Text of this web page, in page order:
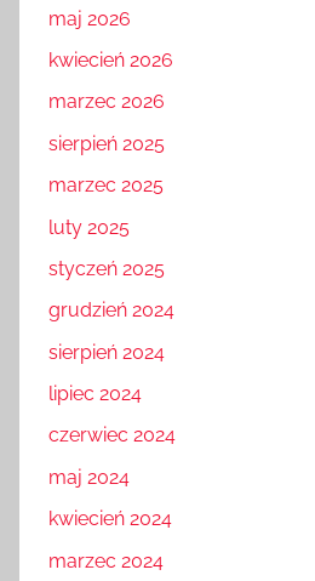
maj 2026
kwiecień 2026
marzec 2026
sierpień 2025
marzec 2025
luty 2025
styczeń 2025
grudzień 2024
sierpień 2024
lipiec 2024
czerwiec 2024
maj 2024
kwiecień 2024
marzec 2024